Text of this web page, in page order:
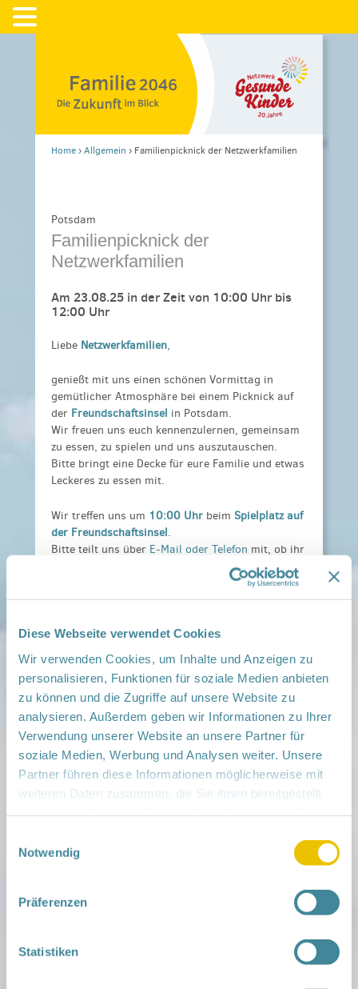
Diese Webseite verwendet Cookies
Wir verwenden Cookies, um Inhalte und Anzeigen zu
personalisieren, Funktionen für soziale Medien anbieten
zu können und die Zugriffe auf unsere Website zu
analysieren. Außerdem geben wir Informationen zu Ihrer
Verwendung unserer Website an unsere Partner für
soziale Medien, Werbung und Analysen weiter. Unsere
Partner führen diese Informationen möglicherweise mit
weiteren Daten zusammen, die Sie ihnen bereitgestellt
Notwendig
Präferenzen
Statistiken
Home›Allgemein › Familienpicknick der Netzwerkfamilien
Potsdam
Familienpicknick der
Netzwerkfamilien
Am 23.08.25 in der Zeit von 10:00 Uhr bis
12:00 Uhr
Liebe Netzwerkfamilien,
genießt mit uns einen schönen Vormittag in
gemütlicher Atmosphäre bei einem Picknick auf
der Freundschaftsinsel in Potsdam.
Wir freuen uns euch kennenzulernen, gemeinsam
zu essen, zu spielen und uns auszutauschen.
Bitte bringt eine Decke für eure Familie und etwas
Leckeres zu essen mit.
Wir treffen uns um 10:00 Uhr beim Spielplatz auf
der Freundschaftsinsel.
Bitte teilt uns über E-Mail oder Telefon mit, ob ihr